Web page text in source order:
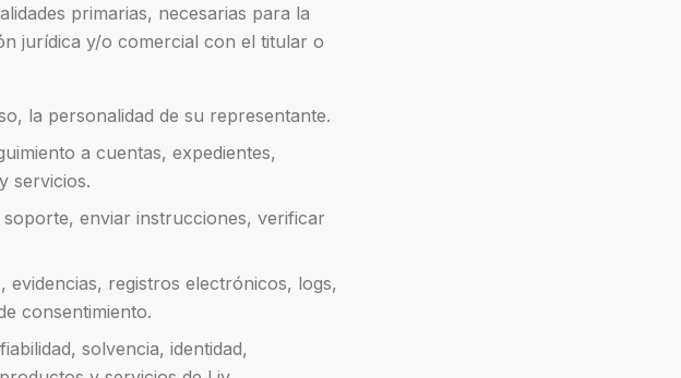
primarias, necesarias para la
jurídica y/o comercial con el titular o
la personalidad de su representante.
a cuentas, expedientes,
servicios.
enviar instrucciones, verificar
registros electrónicos, logs,
consentimiento.
solvencia, identidad,